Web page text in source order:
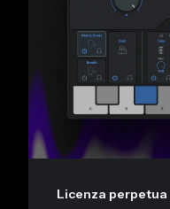
Licenza perpetua